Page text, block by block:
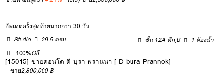
อัพเดตครั้งสุดท้ายมากกว่า 30 วัน
Studio
29.5 ตรม. ชั้น 12A ตึก ฺB
1 ห้องน้ำ
100%Off
[15015] ขายคอนโด ดี บุรา พรานนก [ D bura Prannok]
ขาย2,800,000 ฿